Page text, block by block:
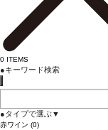
0 ITEMS
●キーワード検索
●タイプで選ぶ▼
赤ワイン (0)